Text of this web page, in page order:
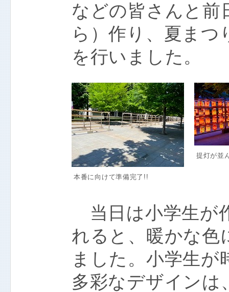
などの皆さんと前
ら）作り、夏まつ
を行いました。
本番に向けて準備完了!!
提灯が並
当日は小学生が
れると、暖かな色
ました。小学生
多彩なデザインは